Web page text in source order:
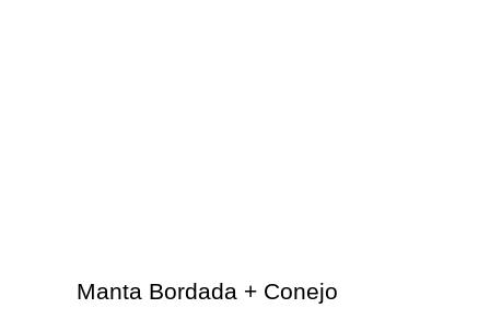
Manta Bordada + Conejo